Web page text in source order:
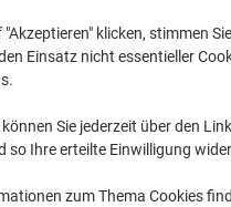
"Akzeptieren" klicken, stimmen
Einsatz nicht essentieller
Sie jederzeit über den
so Ihre erteilte Einwilligung
zum Thema Cookies